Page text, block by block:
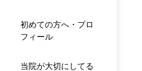
初めての方へ・プロ
フィール
当院が大切にしてる